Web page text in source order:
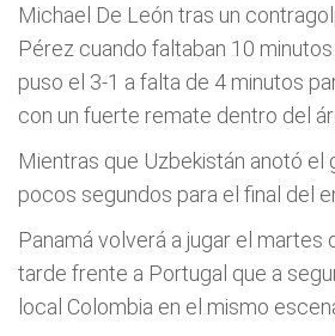
Michael De León tras un
Pérez cuando faltaban 10
puso el 3-1 a falta de 4 minutos
con un fuerte remate dentro del
Mientras que Uzbekistán anotó el
pocos segundos para el final del
Panamá volverá a jugar el martes
tarde frente a Portugal que a
local Colombia en el mismo